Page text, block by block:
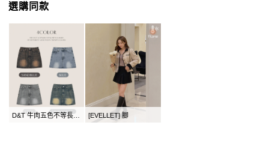
選購同款
D&T 牛肉五色不等長服裝 [EVELLET] 腳